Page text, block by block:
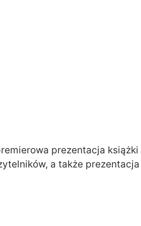
prezentacja książki
a także